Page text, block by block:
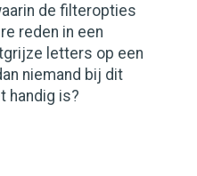
de filteropties
reden in een
letters op een
niemand bij dit
handig is?